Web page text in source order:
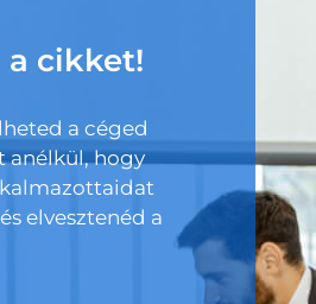
a cikket!
a céged
anélkül, hogy
elvesztenéd a